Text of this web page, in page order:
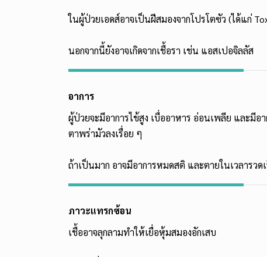
ในผู้ป่วยเอดส์อาจเป็นฝีสมองจากโปรโตซัว (ได้แก่
นอกจากนี้ยังอาจเกิดจากเชื้อรา เช่น แอสเปอจิลลัส
อาการ
ผู้ป่วยจะมีอาการไข้สูง เบื่ออาหาร อ่อนเพลีย และมี
ตาพร่ามัวลงเรื่อย ๆ
ถ้าเป็นมาก อาจมีอาการหมดสติ และตายในเวลารวด
ภาวะแทรกซ้อน
เชื้ออาจลุกลามทำให้เยื่อหุ้มสมองอักเสบ